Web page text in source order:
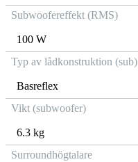
Subwoofereffekt (RMS)
100 W
Typ av lådkonstruktion (sub)
Basreflex
Vikt (subwoofer)
6.3 kg
Surroundhögtalare